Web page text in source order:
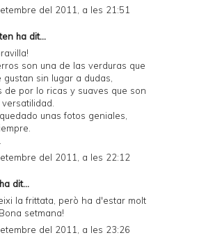
del 2011, a les 21:51
ha dit...
son una de las verduras que
gustan sin lugar a dudas,
de por lo ricas y suaves que son
versatilidad.
unas fotos geniales,
del 2011, a les 22:12
ha dit...
la frittata, però ha d'estar molt
setmana!
del 2011, a les 23:26